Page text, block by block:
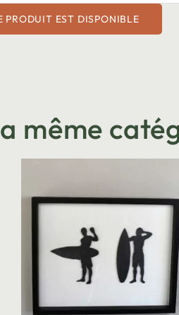
PRODUIT EST DISPONIBLE
même